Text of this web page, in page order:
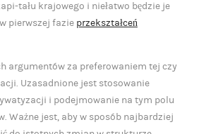
tału krajowego i niełatwo będzie je
pierwszej fazie przekształceń
argumentów za preferowaniem tej czy
Uzasadnione jest stosowanie
i podejmowanie na tym polu
Ważne jest, aby w sposób najbardziej